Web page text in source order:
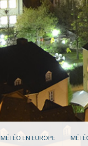
MÉTÉO EN EUROPE